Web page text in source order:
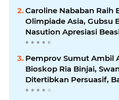
Caroline Nababan Raih
Olimpiade Asia, Gubsu
Nasution Apresiasi
dan Bimbel
Pemprov Sumut Ambil
Bioskop Ria Binjai,
Ditertibkan Persuasif,
Kelola dengan Baik